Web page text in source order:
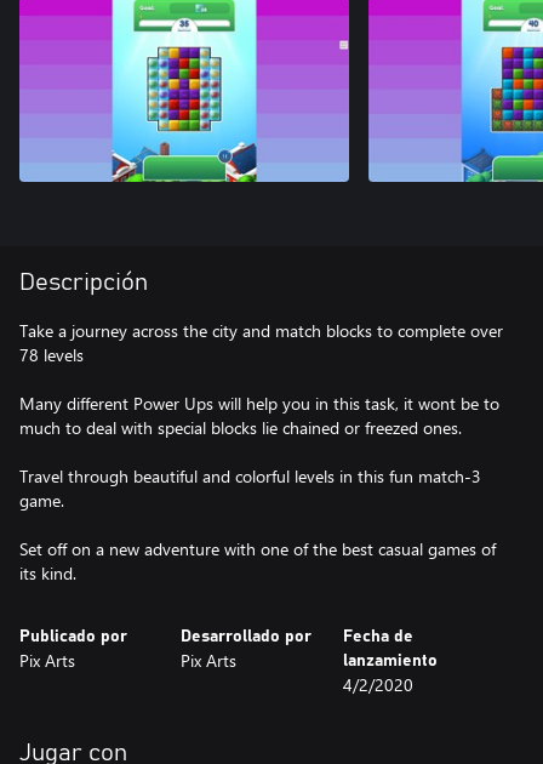
Descripción
Take a journey across the city and match blocks to complete over
78 levels
Many different Power Ups will help you in this task, it wont be to
much to deal with special blocks lie chained or freezed ones.
Travel through beautiful and colorful levels in this fun match-3
game.
Set off on a new adventure with one of the best casual games of
its kind.
Publicado por
Pix Arts
Desarrollado por
Pix Arts
Fecha de
lanzamiento
4/2/2020
Jugar con